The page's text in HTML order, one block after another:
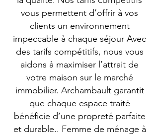
vous permettent d’offrir à vos
clients un environnement
impeccable à chaque séjour Avec
des tarifs compétitifs, nous vous
aidons à maximiser l’attrait de
votre maison sur le marché
immobilier. Archambault garantit
que chaque espace traité
bénéficie d’une propreté parfaite
et durable.. Femme de ménage à